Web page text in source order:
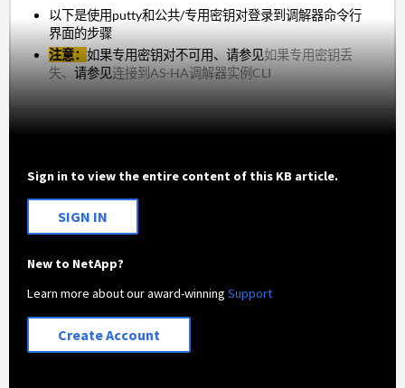
以下是使用putty和公共/专用密钥对登录到调解器命令行
界面的步骤
注意：如果专用密钥对不可用、请参见如果专用密钥丢
失、请参见连接到AS-HA调解器实例CLI
Sign in to view the entire content of this KB article.
SIGN IN
New to NetApp?
Learn more about our award-winningSupport
Create Account